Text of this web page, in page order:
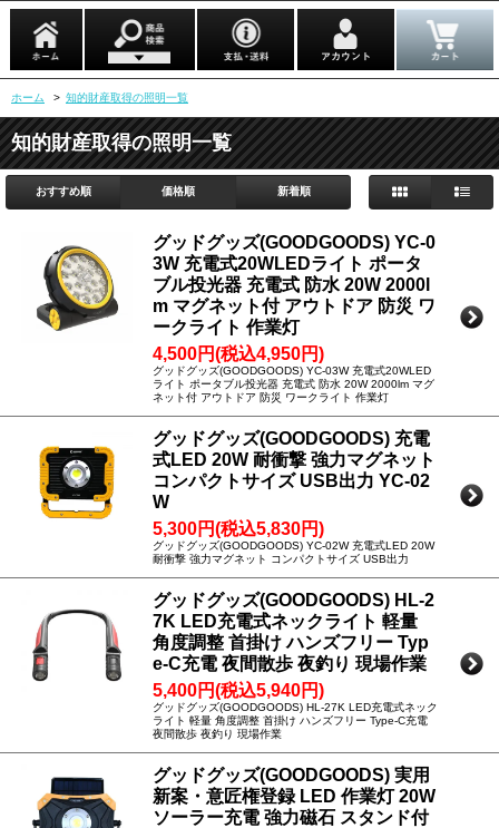
ホーム > 知的財産取得の照明一覧
知的財産取得の照明一覧
おすすめ順 価格順 新着順
グッドグッズ(GOODGOODS) YC-0
3W 充電式20WLEDライト ポータ
ブル投光器 充電式 防水 20W 2000l
m マグネット付 アウトドア 防災 ワ
ークライト 作業灯
4,500円(税込4,950円)
グッドグッズ(GOODGOODS) YC-03W 充電式20WLED
ライト ポータブル投光器 充電式 防水 20W 2000lm マグ
ネット付 アウトドア 防災 ワークライト 作業灯
グッドグッズ(GOODGOODS) 充電
式LED 20W 耐衝撃 強力マグネット
コンパクトサイズ USB出力 YC-02
W
5,300円(税込5,830円)
グッドグッズ(GOODGOODS) YC-02W 充電式LED 20W
耐衝撃 強力マグネット コンパクトサイズ USB出力
グッドグッズ(GOODGOODS) HL-2
7K LED充電式ネックライト 軽量
角度調整 首掛け ハンズフリー Typ
e-C充電 夜間散歩 夜釣り 現場作業
5,400円(税込5,940円)
グッドグッズ(GOODGOODS) HL-27K LED充電式ネック
ライト 軽量 角度調整 首掛け ハンズフリー Type-C充電
夜間散歩 夜釣り 現場作業
グッドグッズ(GOODGOODS) 実用
新案・意匠権登録 LED 作業灯 20W
ソーラー充電 強力磁石 スタンド付